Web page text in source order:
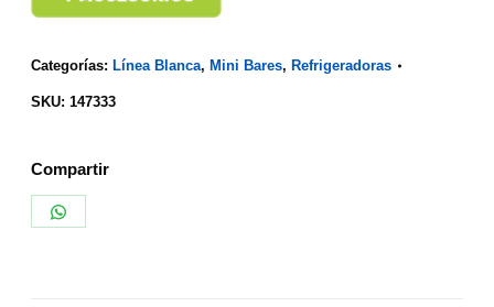
Categorías: Línea Blanca, Mini Bares, Refrigeradoras
SKU: 147333
Compartir